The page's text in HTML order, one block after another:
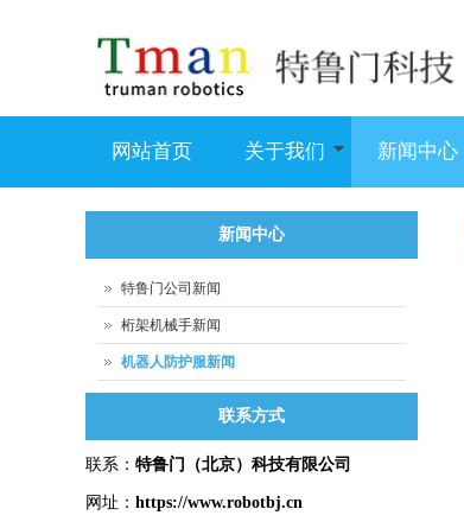
网站首页 关于我们 新闻中心
新闻中心
特鲁门公司新闻
桁架机械手新闻
机器人防护服新闻
联系方式
联系： 特鲁门 （北京）科技有限公司
网址： https://www.robotbj.cn